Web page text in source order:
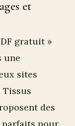
et
gratuit »
une
sites
Tissus
des